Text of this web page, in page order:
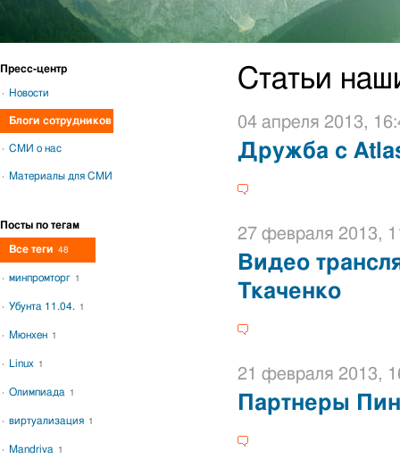
Статьи
04 апреля 2013,
Дружба с
27 февраля 2013,
Видео
Ткаченко
21 февраля 2013,
Партнеры
Пресс-центр
Новости
Блоги сотрудников
СМИ о нас
Материалы для СМИ
Посты по тегам
Все теги 48
минпромторг 1
Убунта 11.04. 1
Мюнхен 1
Linux 1
Олимпиада 1
виртуализация 1
Mandriva 1